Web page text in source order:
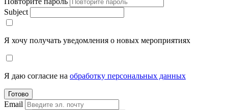
Subject
Я хочу получать уведомления о новых мероприятиях
Я даю согласие на обработку персональных данных
Готово
Email